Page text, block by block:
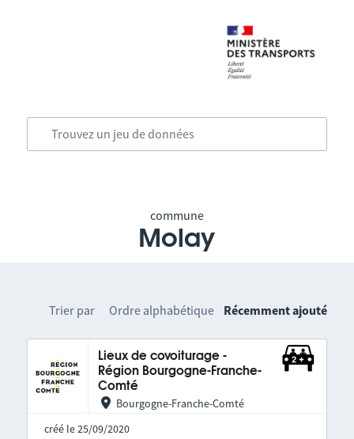
commune
Molay
Trier par Ordre alphabétique Récemment ajouté
Lieux de covoiturage -
Région Bourgogne-Franche-
Comté
Bourgogne-Franche-Comté
créé le 25/09/2020